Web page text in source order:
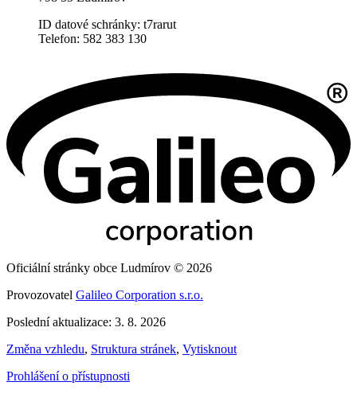
ID datové schránky: t7rarut
Telefon: 582 383 130
Oficiální stránky obce Ludmírov © 2026
Provozovatel Galileo Corporation s.r.o.
Poslední aktualizace: 3. 8. 2026
Změna vzhledu, Struktura stránek, Vytisknout
Prohlášení o přístupnosti